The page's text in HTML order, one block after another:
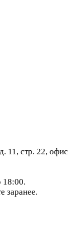
11, стр. 22, офис
18:00.
заранее.